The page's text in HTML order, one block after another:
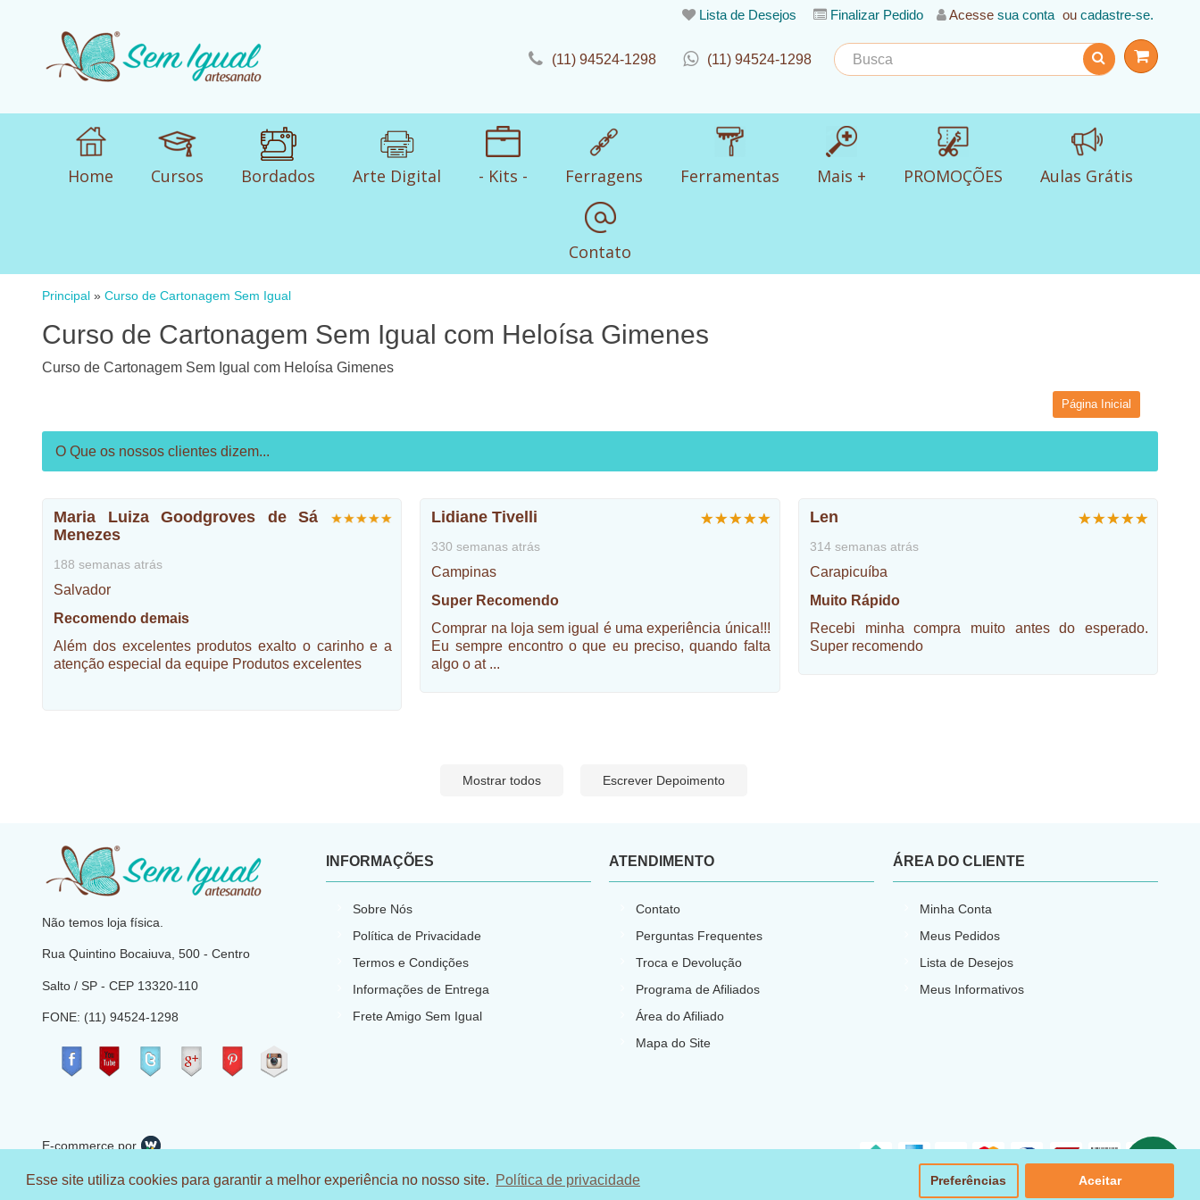
Esse site utiliza cookies para garantir a melhor experiência no nosso site. Política de privacidade Preferências Aceitar
Lista de Desejos Finalizar Pedido Acesse sua conta ou cadastre-se.
(11) 94524-1298 (11) 94524-1298
Home Cursos Bordados Arte Digital - Kits - Ferragens Ferramentas Mais + PROMOÇÕES Aulas Grátis
Contato
Principal » Curso de Cartonagem Sem Igual
Curso de Cartonagem Sem Igual com Heloísa Gimenes
Curso de Cartonagem Sem Igual com Heloísa Gimenes
Página Inicial
O Que os nossos clientes dizem...
Maria Luiza Goodgroves de Sá
Menezes
188 semanas atrás
Salvador
Recomendo demais
Além dos excelentes produtos exalto o carinho e a
atenção especial da equipe Produtos excelentes
Lidiane Tivelli
330 semanas atrás
Campinas
Super Recomendo
Comprar na loja sem igual é uma experiência única!!!
Eu sempre encontro o que eu preciso, quando falta
algo o at ...
Len
314 semanas atrás
Carapicuíba
Muito Rápido
Recebi minha compra muito antes do esperado.
Super recomendo
Mostrar todos Escrever Depoimento
Não temos loja física.
Rua Quintino Bocaiuva, 500 - Centro
Salto / SP - CEP 13320-110
FONE: (11) 94524-1298
INFORMAÇÕES
Sobre Nós
Política de Privacidade
Termos e Condições
Informações de Entrega
Frete Amigo Sem Igual
ATENDIMENTO
Contato
Perguntas Frequentes
Troca e Devolução
Programa de Afiliados
Área do Afiliado
Mapa do Site
ÁREA DO CLIENTE
Minha Conta
Meus Pedidos
Lista de Desejos
Meus Informativos
E-commerce por
© 2018 Sem Igual Artesanato - Todos os direitos reservados C.N.P.J: 23.540.773/0001-66